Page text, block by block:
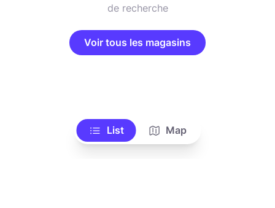
de recherche
Voir tous les magasins
List Map